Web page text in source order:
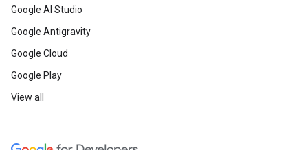
Google AI Studio
Google Antigravity
Google Cloud
Google Play
View all